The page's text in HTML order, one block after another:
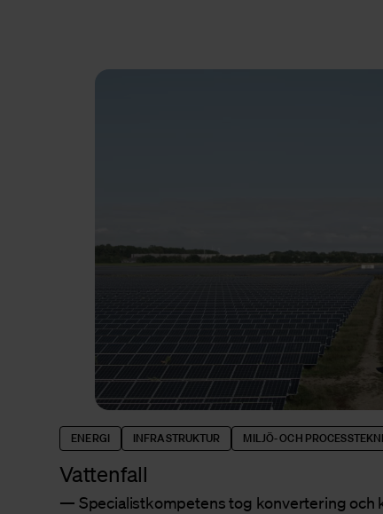
ENERGI INFRASTRUKTUR MILJÖ- OCH
Vattenfall
Specialistkompetens tog konvertering och